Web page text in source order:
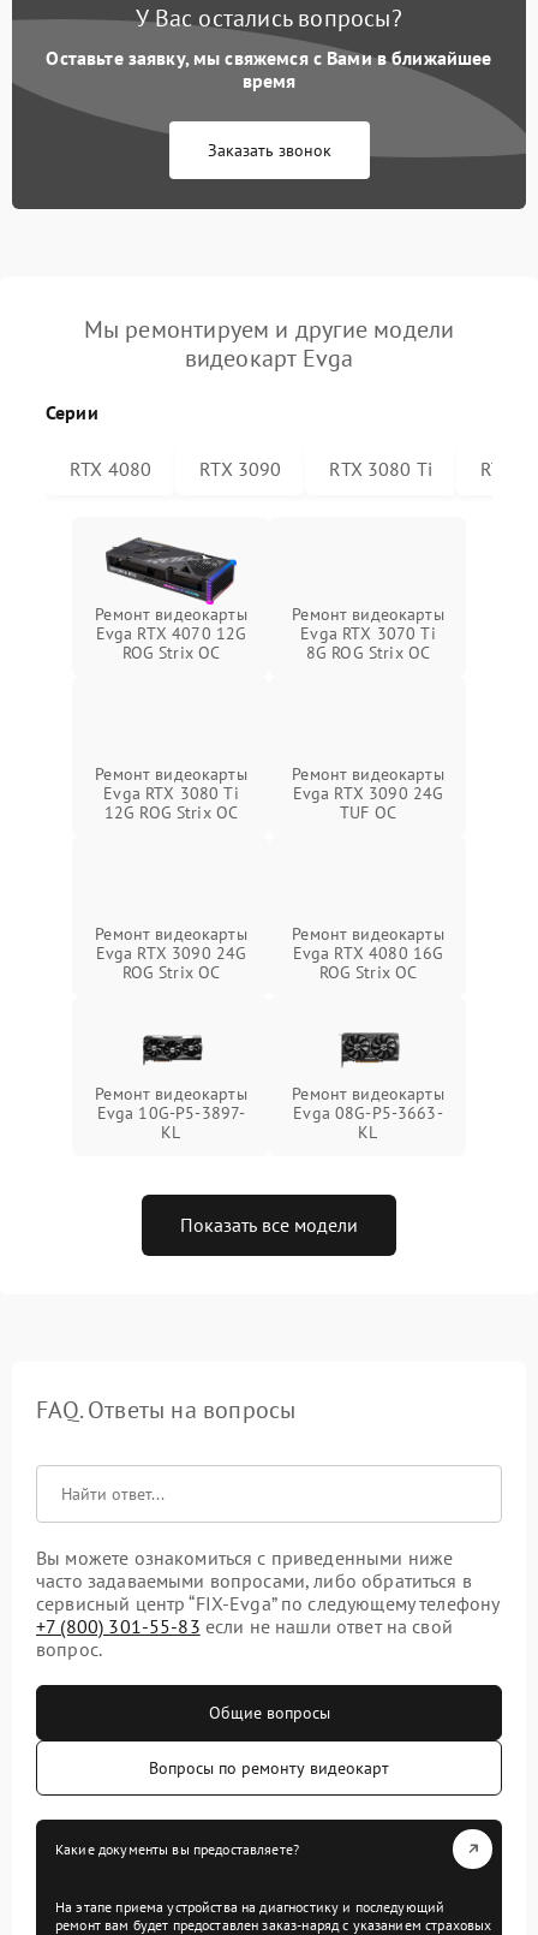
У Вас остались вопросы?
Оставьте заявку, мы свяжемся с Вами в ближайшее
время
Заказать звонок
Мы ремонтируем и другие модели
видеокарт Evga
Серии
RTX 4080 RTX 3090 RTX 3080 Ti RTX
Ремонт видеокарты
Evga RTX 4070 12G
ROG Strix OC
Ремонт видеокарты
Evga RTX 3070 Ti
8G ROG Strix OC
Ремонт видеокарты
Evga RTX 3080 Ti
12G ROG Strix OC
Ремонт видеокарты
Evga RTX 3090 24G
TUF OC
Ремонт видеокарты
Evga RTX 3090 24G
ROG Strix OC
Ремонт видеокарты
Evga RTX 4080 16G
ROG Strix OC
Ремонт видеокарты
Evga 10G-P5-3897-
KL
Ремонт видеокарты
Evga 08G-P5-3663-
KL
Показать все модели
FAQ. Ответы на вопросы
Вы можете ознакомиться с приведенными ниже
часто задаваемыми вопросами, либо обратиться в
сервисный центр “FIX-Evga” по следующему телефону
+7 (800) 301-55-83 если не нашли ответ на свой
вопрос.
Общие вопросы
Вопросы по ремонту видеокарт
Какие документы вы предоставляете?
На этапе приема устройства на диагностику и последующий
ремонт вам будет предоставлен заказ-наряд с указанием страховых